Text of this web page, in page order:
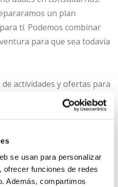
se usan para personalizar
funciones de redes
Además, compartimos
un plan
tí. Podemos combinar
para que sea todavía
actividades y ofertas para